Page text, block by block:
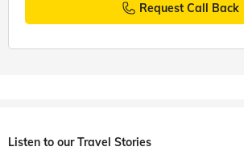
Request Call Back
Listen to our Travel Stories